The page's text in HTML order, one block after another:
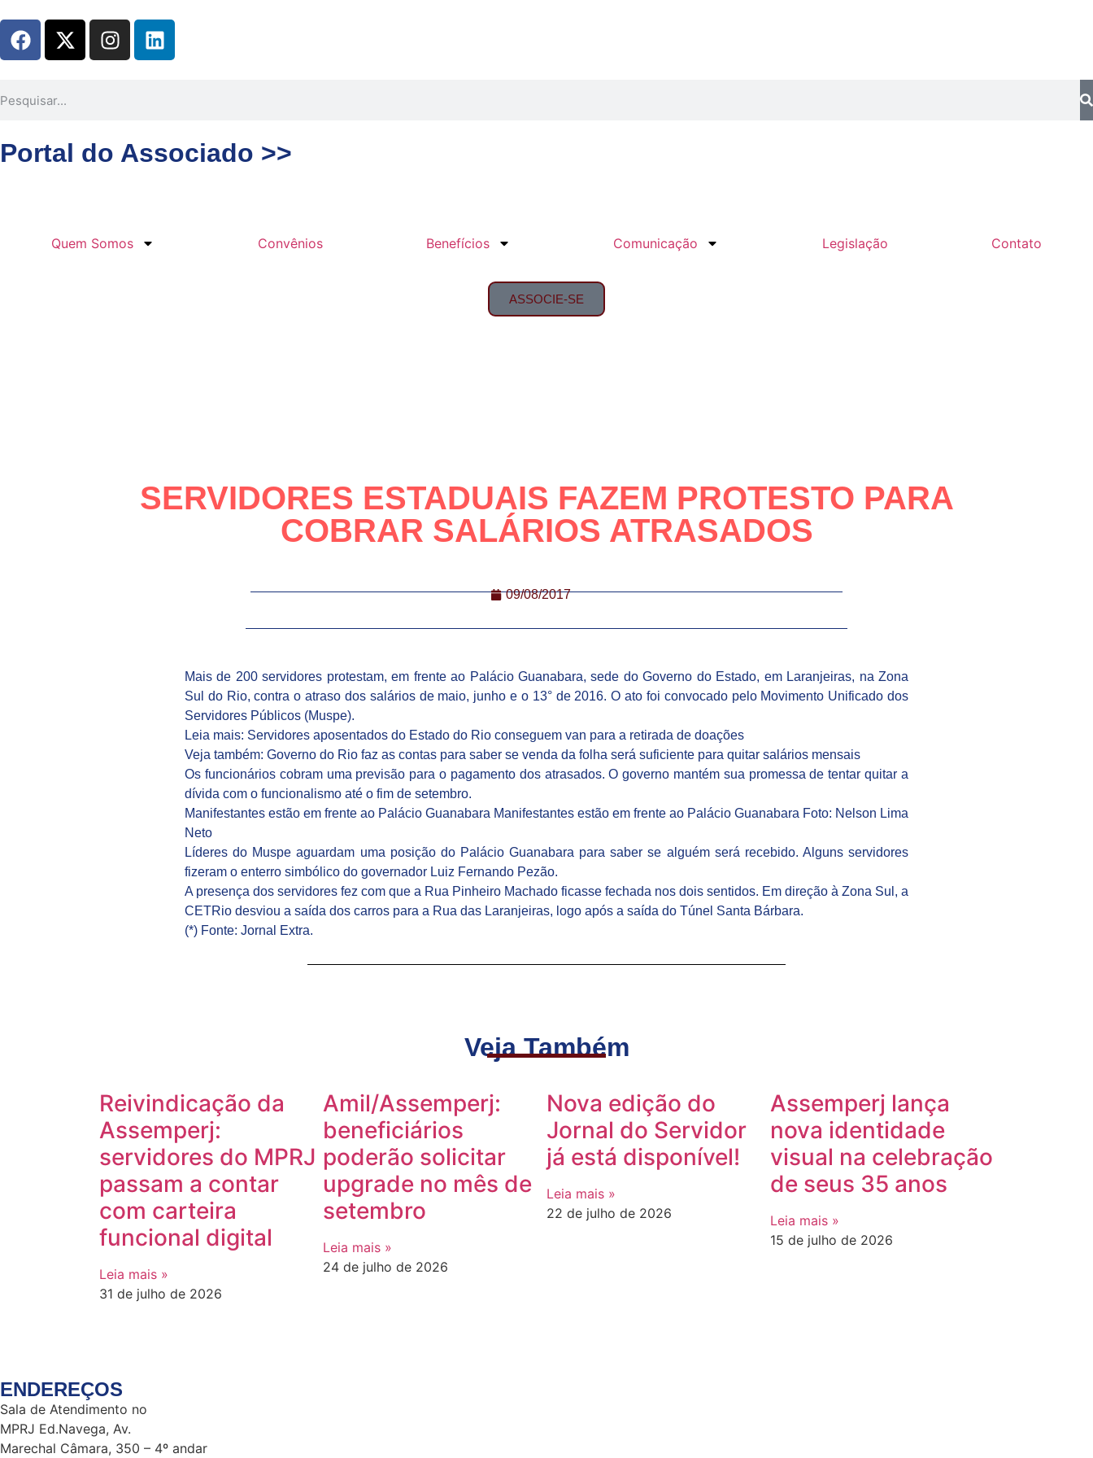
Portal do Associado >>
Quem Somos Convênios Benefícios Comunicação Legislação Contato
ASSOCIE-SE
SERVIDORES ESTADUAIS FAZEM PROTESTO PARA
COBRAR SALÁRIOS ATRASADOS
09/08/2017
Mais de 200 servidores protestam, em frente ao Palácio Guanabara, sede do Governo do Estado, em Laranjeiras, na Zona
Sul do Rio, contra o atraso dos salários de maio, junho e o 13° de 2016. O ato foi convocado pelo Movimento Unificado dos
Servidores Públicos (Muspe).
Leia mais: Servidores aposentados do Estado do Rio conseguem van para a retirada de doações
Veja também: Governo do Rio faz as contas para saber se venda da folha será suficiente para quitar salários mensais
Os funcionários cobram uma previsão para o pagamento dos atrasados. O governo mantém sua promessa de tentar quitar a
dívida com o funcionalismo até o fim de setembro.
Manifestantes estão em frente ao Palácio Guanabara Manifestantes estão em frente ao Palácio Guanabara Foto: Nelson Lima
Neto
Líderes do Muspe aguardam uma posição do Palácio Guanabara para saber se alguém será recebido. Alguns servidores
fizeram o enterro simbólico do governador Luiz Fernando Pezão.
A presença dos servidores fez com que a Rua Pinheiro Machado ficasse fechada nos dois sentidos. Em direção à Zona Sul, a
CETRio desviou a saída dos carros para a Rua das Laranjeiras, logo após a saída do Túnel Santa Bárbara.
(*) Fonte: Jornal Extra.
Veja Também
Reivindicação da
Assemperj:
servidores do MPRJ
passam a contar
com carteira
funcional digital
Leia mais »
31 de julho de 2026
Amil/Assemperj:
beneficiários
poderão solicitar
upgrade no mês de
setembro
Leia mais »
24 de julho de 2026
Nova edição do
Jornal do Servidor
já está disponível!
Leia mais »
22 de julho de 2026
Assemperj lança
nova identidade
visual na celebração
de seus 35 anos
Leia mais »
15 de julho de 2026
ENDEREÇOS
Sala de Atendimento no
MPRJ Ed.Navega, Av.
Marechal Câmara, 350 – 4º andar